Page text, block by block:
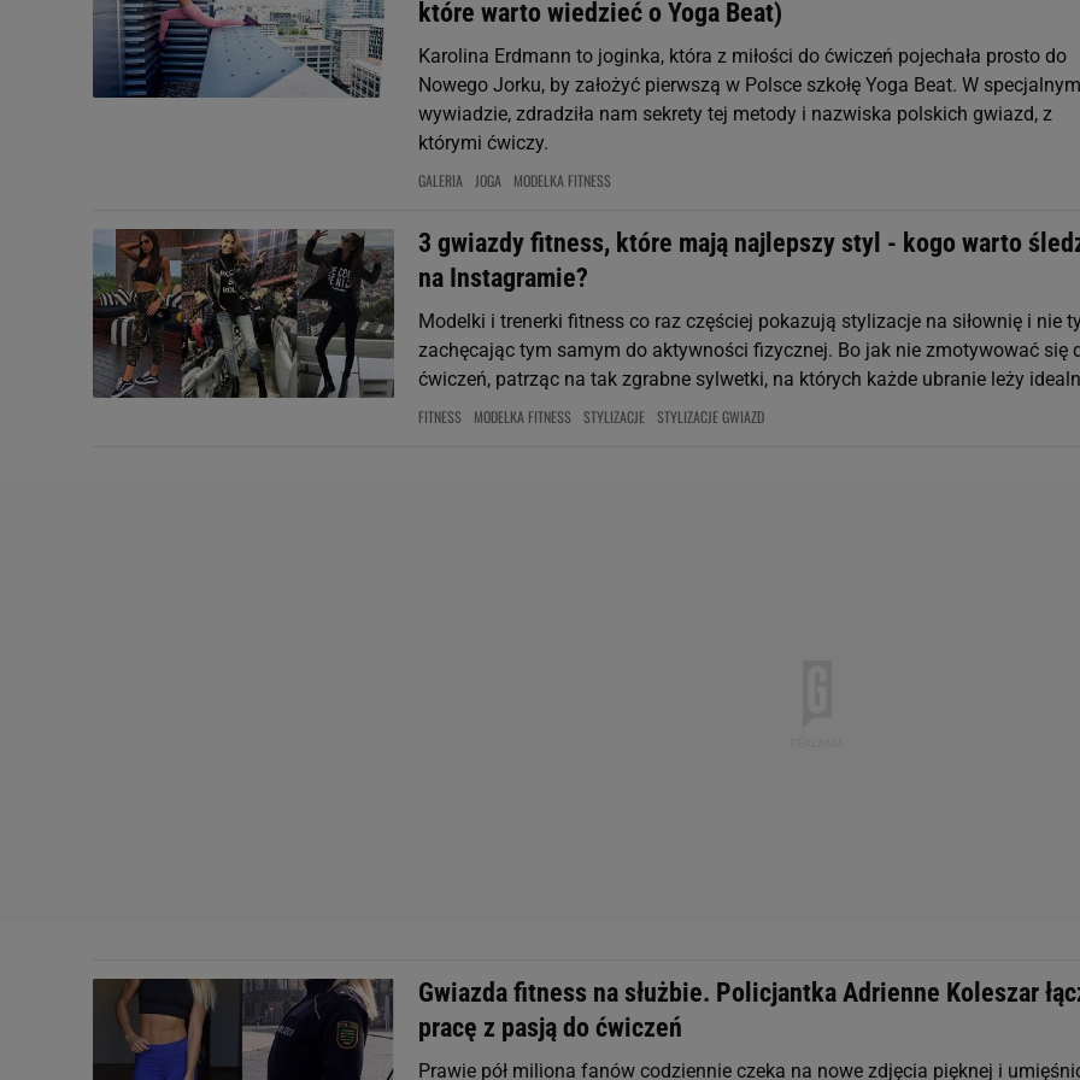
które warto wiedzieć o Yoga Beat)
Karolina Erdmann to joginka, która z miłości do ćwiczeń pojechała prosto do
Nowego Jorku, by założyć pierwszą w Polsce szkołę Yoga Beat. W specjalnym
wywiadzie, zdradziła nam sekrety tej metody i nazwiska polskich gwiazd, z
którymi ćwiczy.
GALERIA JOGA MODELKA FITNESS
3 gwiazdy fitness, które mają najlepszy styl - kogo warto
na Instagramie?
Modelki i trenerki fitness co raz częściej pokazują stylizacje na siłownię i nie
zachęcając tym samym do aktywności fizycznej. Bo jak nie zmotywować się
ćwiczeń, patrząc na tak zgrabne sylwetki, na których każde ubranie leży
FITNESS MODELKA FITNESS STYLIZACJE STYLIZACJE GWIAZD
Gwiazda fitness na służbie. Policjantka Adrienne Koleszar
pracę z pasją do ćwiczeń
Prawie pół miliona fanów codziennie czeka na nowe zdjęcia pięknej i